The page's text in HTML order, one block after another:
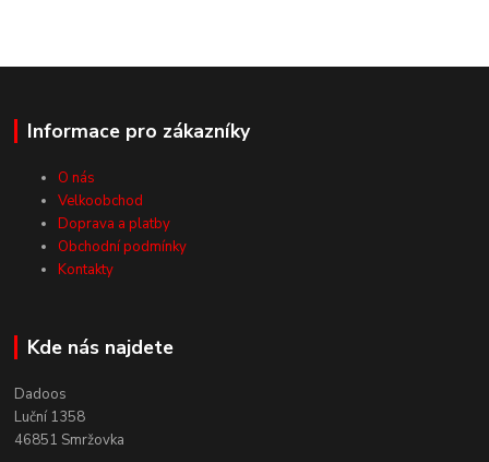
Informace pro zákazníky
O nás
Velkoobchod
Doprava a platby
Obchodní podmínky
Kontakty
Kde nás najdete
Dadoos
Luční 1358
46851 Smržovka